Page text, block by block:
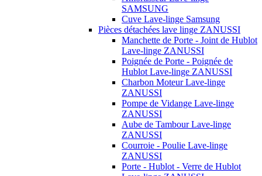
SAMSUNG
Cuve Lave-linge Samsung
Pièces détachées lave linge ZANUSSI
Manchette de Porte - Joint de Hublot
Lave-linge ZANUSSI
Poignée de Porte - Poignée de
Hublot Lave-linge ZANUSSI
Charbon Moteur Lave-linge
ZANUSSI
Pompe de Vidange Lave-linge
ZANUSSI
Aube de Tambour Lave-linge
ZANUSSI
Courroie - Poulie Lave-linge
ZANUSSI
Porte - Hublot - Verre de Hublot